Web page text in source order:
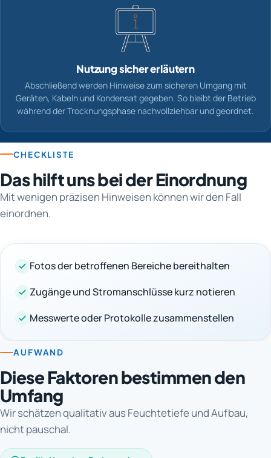
Nutzung sicher erläutern
Abschließend werden Hinweise zum sicheren Umgang mit
Geräten, Kabeln und Kondensat gegeben. So bleibt der Betrieb
während der Trocknungsphase nachvollziehbar und geordnet.
CHECKLISTE
Das hilft uns bei der Einordnung
Mit wenigen präzisen Hinweisen können wir den Fall
einordnen.
Fotos der betroffenen Bereiche bereithalten
Zugänge und Stromanschlüsse kurz notieren
Messwerte oder Protokolle zusammenstellen
AUFWAND
Diese Faktoren bestimmen den
Umfang
Wir schätzen qualitativ aus Feuchtetiefe und Aufbau,
nicht pauschal.